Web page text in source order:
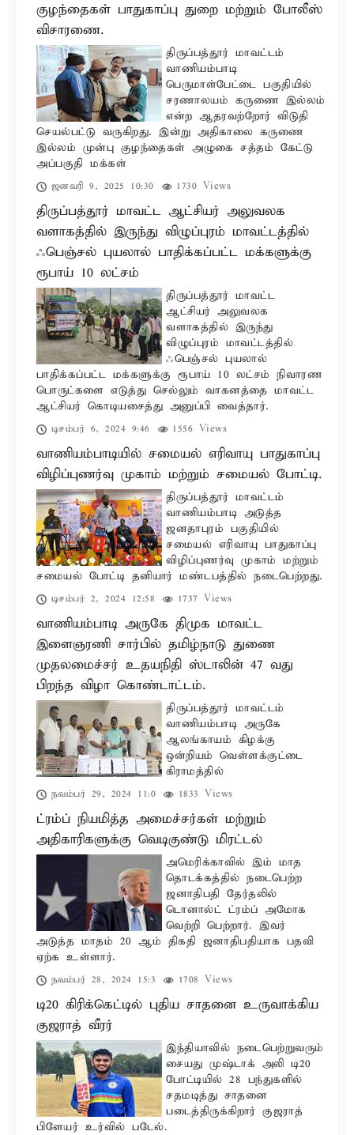
குழந்தைகள் பாதுகாப்பு துறை மற்றும் போலீஸ்
விசாரணை.
திருப்பத்தூர் மாவட்டம்
வாணியம்பாடி
பெருமாள்பேட்டை பகுதியில்
சரணாலயம் கருணை இல்லம்
என்ற ஆதரவற்றோர் விடுதி
செயல்பட்டு வருகிறது. இன்று அதிகாலை கருணை
இல்லம் முன்பு குழந்தைகள் அழுகை சத்தம் கேட்டு
அப்பகுதி மக்கள்
ஜனவரி 9, 2025 10:30 1730 Views
திருப்பத்தூர் மாவட்ட ஆட்சியர் அலுவலக
வளாகத்தில் இருந்து விழுப்புரம் மாவட்டத்தில்
ஃபெஞ்சல் புயலால் பாதிக்கப்பட்ட மக்களுக்கு
ரூபாய் 10 லட்சம்
திருப்பத்தூர் மாவட்ட
ஆட்சியர் அலுவலக
வளாகத்தில் இருந்து
விழுப்புரம் மாவட்டத்தில்
ஃபெஞ்சல் புயலால்
பாதிக்கப்பட்ட மக்களுக்கு ரூபாய் 10 லட்சம் நிவாரண
பொருட்களை எடுத்து செல்லும் வாகனத்தை மாவட்ட
ஆட்சியர் கொடியசைத்து அனுப்பி வைத்தார்.
டிசம்பர் 6, 2024 9:46 1556 Views
வாணியம்பாடியில் சமையல் எரிவாயு பாதுகாப்பு
விழிப்புணர்வு முகாம் மற்றும் சமையல் போட்டி.
திருப்பத்தூர் மாவட்டம்
வாணியம்பாடி அடுத்த
ஜனதாபுரம் பகுதியில்
சமையல் எரிவாயு பாதுகாப்பு
விழிப்புணர்வு முகாம் மற்றும்
சமையல் போட்டி தனியார் மண்டபத்தில் நடைபெற்றது.
டிசம்பர் 2, 2024 12:58 1737 Views
வாணியம்பாடி அருகே திமுக மாவட்ட
இளைஞரணி சார்பில் தமிழ்நாடு துணை
முதலமைச்சர் உதயநிதி ஸ்டாலின் 47 வது
பிறந்த விழா கொண்டாட்டம்.
திருப்பத்தூர் மாவட்டம்
வாணியம்பாடி அருகே
ஆலங்காயம் கிழக்கு
ஒன்றியம் வெள்ளக்குட்டை
கிராமத்தில்
நவம்பர் 29, 2024 11:0 1833 Views
ட்ரம்ப் நியமித்த அமைச்சர்கள் மற்றும்
அதிகாரிகளுக்கு வெடிகுண்டு மிரட்டல்
அமெரிக்காவில் இம் மாத
தொடக்கத்தில் நடைபெற்ற
ஜனாதிபதி தேர்தலில்
டொனால்ட் ட்ரம்ப் அமோக
வெற்றி பெற்றார். இவர்
அடுத்த மாதம் 20 ஆம் திகதி ஜனாதிபதியாக பதவி
ஏற்க உள்ளார்.
நவம்பர் 28, 2024 15:3 1708 Views
டி20 கிரிக்கெட்டில் புதிய சாதனை உருவாக்கிய
குஜராத் வீரர்
இந்தியாவில் நடைபெற்றுவரும்
சையது முஷ்டாக் அலி டி20
போட்டியில் 28 பந்துகளில்
சதமடித்து சாதனை
படைத்திருக்கிறார் குஜராத்
பிளேயர் உர்வில் படேல்.